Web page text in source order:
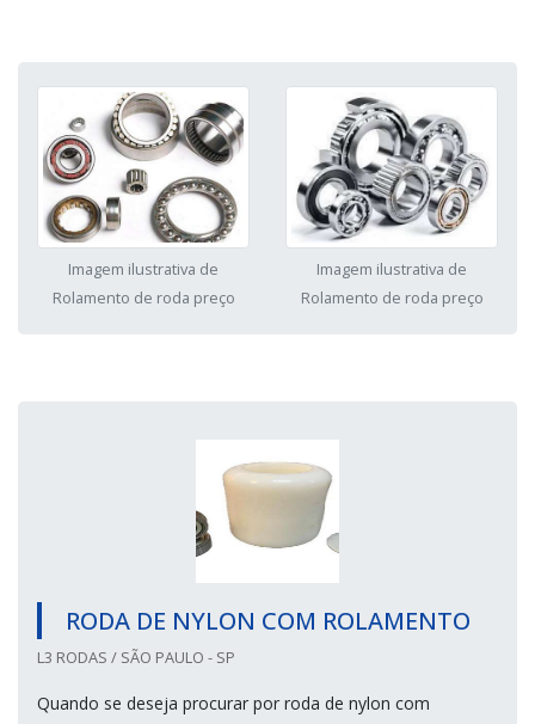
Imagem ilustrativa de
Rolamento de roda preço
Imagem ilustrativa de
Rolamento de roda preço
RODA DE NYLON COM ROLAMENTO
L3 RODAS / SÃO PAULO - SP
Quando se deseja procurar por roda de nylon com